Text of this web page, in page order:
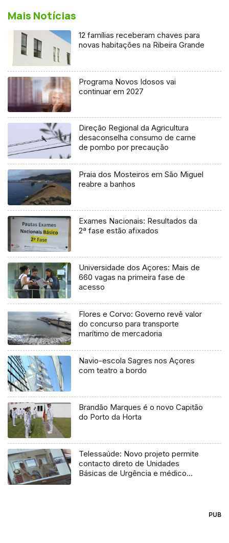
Mais Notícias
12 famílias receberam chaves para
novas habitações na Ribeira Grande
Programa Novos Idosos vai
continuar em 2027
Direção Regional da Agricultura
desaconselha consumo de carne
de pombo por precaução
Praia dos Mosteiros em São Miguel
reabre a banhos
Exames Nacionais: Resultados da
2ª fase estão afixados
Universidade dos Açores: Mais de
660 vagas na primeira fase de
acesso
Flores e Corvo: Governo revê valor
do concurso para transporte
marítimo de mercadoria
Navio-escola Sagres nos Açores
com teatro a bordo
Brandão Marques é o novo Capitão
do Porto da Horta
Telessaúde: Novo projeto permite
contacto direto de Unidades
Básicas de Urgência e médico
PUB